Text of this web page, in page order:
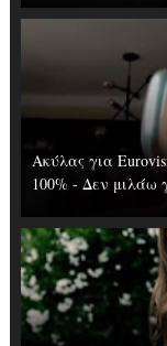
Ακύλας για
100% - Δεν μιλάω